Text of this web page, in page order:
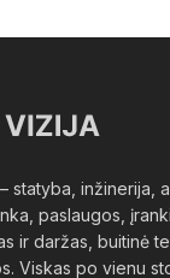
statyba, inžinerija,
paslaugos,
ir daržas, buitinė
Viskas po vienu